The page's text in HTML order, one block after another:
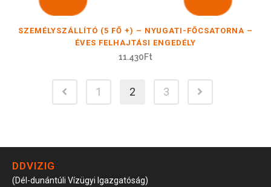
SZEMÉLYSZÁLLÍTÓ (5 FŐ +) – NYUGATI-FŐCSATORNA –
ÉVES FELHAJTÁSI ENGEDÉLY
11.430Ft
1 2 3
DDVIZIG
(Dél-dunántúli Vízügyi Igazgatóság)